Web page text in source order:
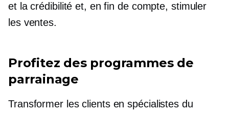
et la crédibilité et, en fin de compte, stimuler
les ventes.
Profitez des programmes de
parrainage
Transformer les clients en spécialistes du